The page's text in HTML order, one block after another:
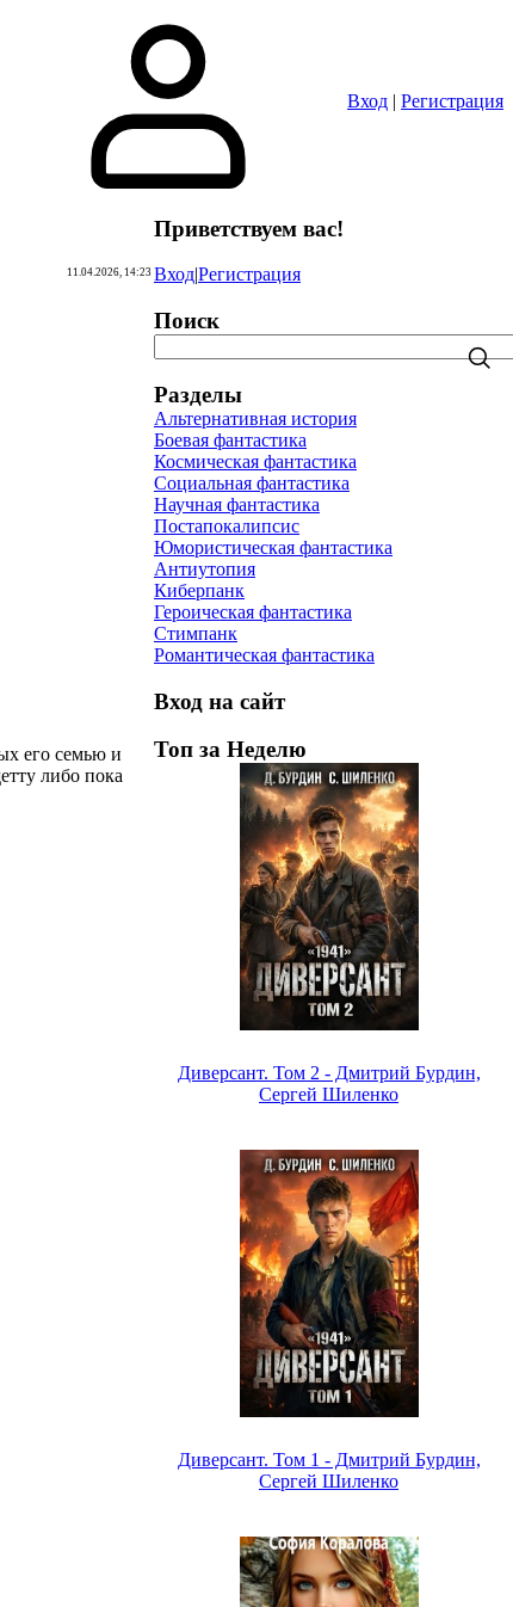
Вход | Регистрация
11.04.2026, 14:23
его семью и
либо пока
Приветствуем вас!
Вход|Регистрация
Поиск
Разделы
Альтернативная история
Боевая фантастика
Космическая фантастика
Социальная фантастика
Научная фантастика
Постапокалипсис
Юмористическая фантастика
Антиутопия
Киберпанк
Героическая фантастика
Стимпанк
Романтическая фантастика
Вход на сайт
Топ за Неделю
Диверсант. Том 2 - Дмитрий Бурдин,
Сергей Шиленко
Диверсант. Том 1 - Дмитрий Бурдин,
Сергей Шиленко